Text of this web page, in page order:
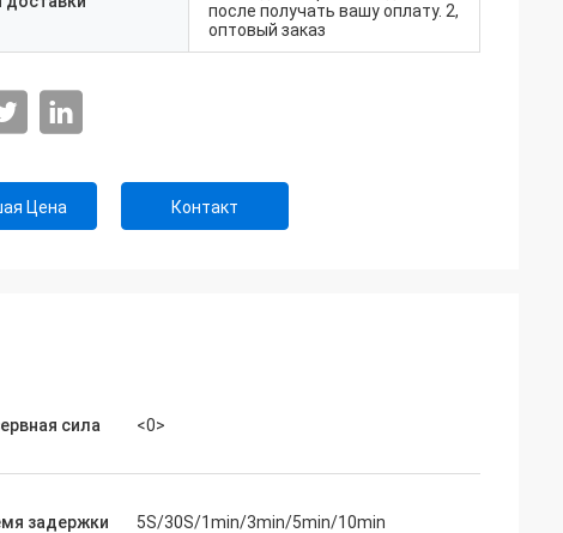
после получать вашу оплату. 2,
оптовый заказ
Цена Контакт
сила <0>
задержки 5S/30S/1min/3min/5min/10min